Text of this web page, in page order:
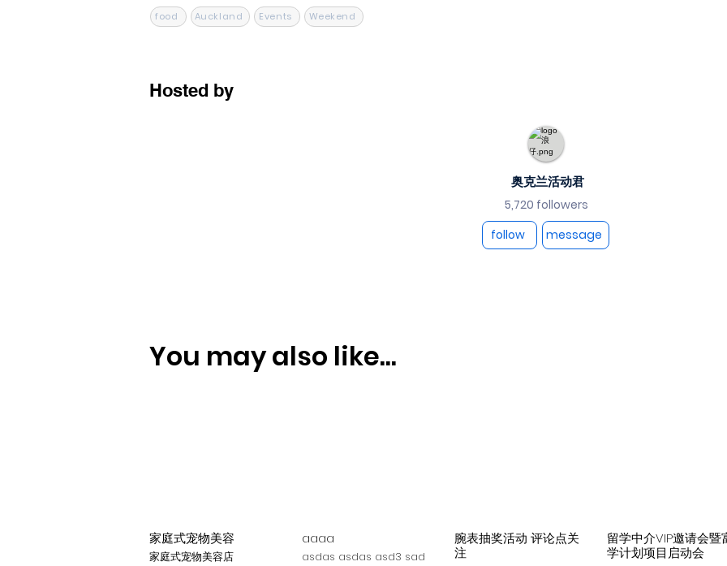
food Auckland Events Weekend
Hosted by
奥克兰活动君
5,720 followers
follow
message
You may also like...
家庭式宠物美容
家庭式宠物美容店
aaaa
asdas asdas asd3 sad
腕表抽奖活动 评论点关
注
留学中介VIP邀请会暨
学计划项目启动会